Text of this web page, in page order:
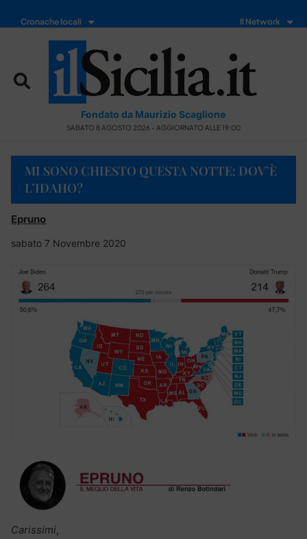
Cronache locali Il Network
Fondato da Maurizio Scaglione
SABATO 8 AGOSTO 2026 - AGGIORNATO ALLE 19:00
MI SONO CHIESTO QUESTA NOTTE: DOV’È
L’IDAHO?
Epruno
sabato 7 Novembre 2020
Carissimi,